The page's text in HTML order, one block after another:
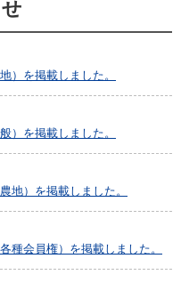
）を掲載しました。
）を掲載しました。
地）を掲載しました。
種会員権）を掲載しました。